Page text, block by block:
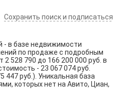
Сохранить поиск и подписаться
в базе недвижимости
по продаже с подробным
2 528 790 до 166 200 000 руб. в
- 23 067 074 руб.
447 руб.). Уникальная база
которых нет на Авито, Циан,